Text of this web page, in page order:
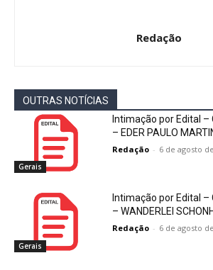
Redação
OUTRAS NOTÍCIAS
Gerais
Intimação por Edital –
– EDER PAULO
Redação - 6 de agosto
Gerais
Intimação por Edital
– WANDERLEI
Redação - 6 de agosto